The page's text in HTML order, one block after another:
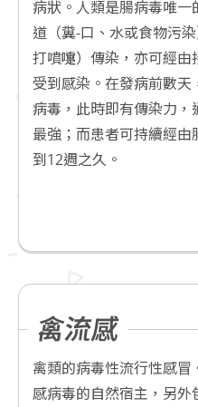
病狀。人類是腸病毒唯
道（糞-口、水或食物污
打噴嚏）傳染，亦可經
受到感染。在發病前數
病毒，此時即有傳染力
最強；而患者可持續經
到12週之久。
禽流感
禽類的病毒性流行性感
感病毒的自然宿主，另